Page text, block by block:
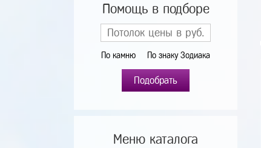
Помощь в подборе
По камню По знаку Зодиака
Подобрать
Меню каталога